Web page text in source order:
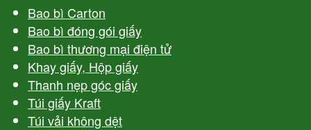
Bao bì Carton
Bao bì đóng gói giấy
Bao bì thương mại điện tử
Khay giấy, Hộp giấy
Thanh nẹp góc giấy
Túi giấy Kraft
Túi vải không dệt